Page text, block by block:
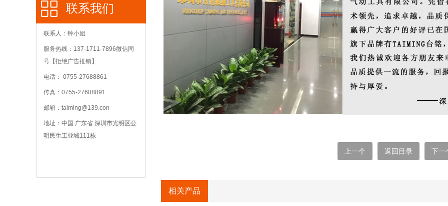
联系我们
联系人：钟小姐
服务热线：137-1711-7896微信同
号【拒绝广告推销】
电话： 0755-27688861
传真：0755-27688891
邮箱：taiming@139.con
地址：中国 广东省 深圳市光明区公
明民生工业城111栋
上一个 返回目录 下一
相关产品